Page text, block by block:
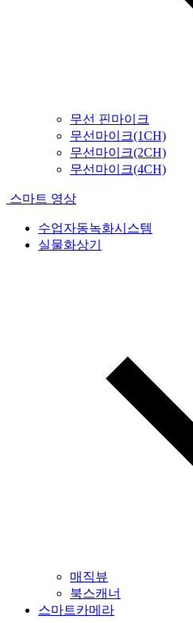
무선 핀마이크
무선마이크(1CH)
무선마이크(2CH)
무선마이크(4CH)
스마트 영상
수업자동녹화시스템
실물화상기
매직뷰
북스캐너
스마트카메라